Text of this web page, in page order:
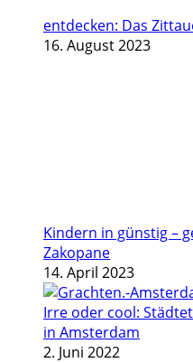
entdecken: Das
16. August 2023
Kindern in günstig –
Zakopane
14. April 2023
Irre oder cool:
in Amsterdam
2. Juni 2022